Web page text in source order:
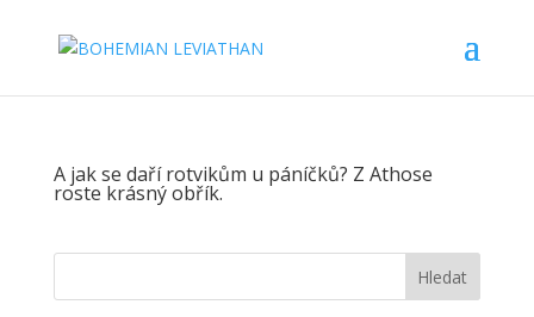
A jak se daří rotvikům u páníčků? Z Athose
roste krásný obřík.
Hledat